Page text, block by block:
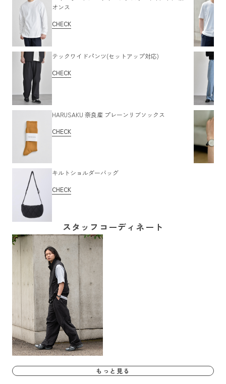
オンス
CHECK
テックワイドパンツ(セットアップ対応)
CHECK
HARUSAKU 奈良産 プレーンリブソックス
CHECK
キルトショルダーバッグ
CHECK
スタッフコーディネート
もっと見る